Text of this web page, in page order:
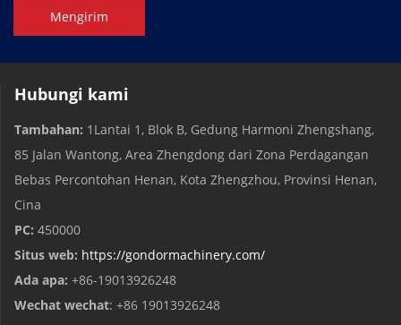
Mengirim
Hubungi kami
Tambahan: 1Lantai 1, Blok B, Gedung Harmoni Zhengshang,
85 Jalan Wantong, Area Zhengdong dari Zona Perdagangan
Bebas Percontohan Henan, Kota Zhengzhou, Provinsi Henan,
Cina
PC: 450000
Situs web: https://gondormachinery.com/
Ada apa: +86-19013926248
Wechat wechat: +86 19013926248